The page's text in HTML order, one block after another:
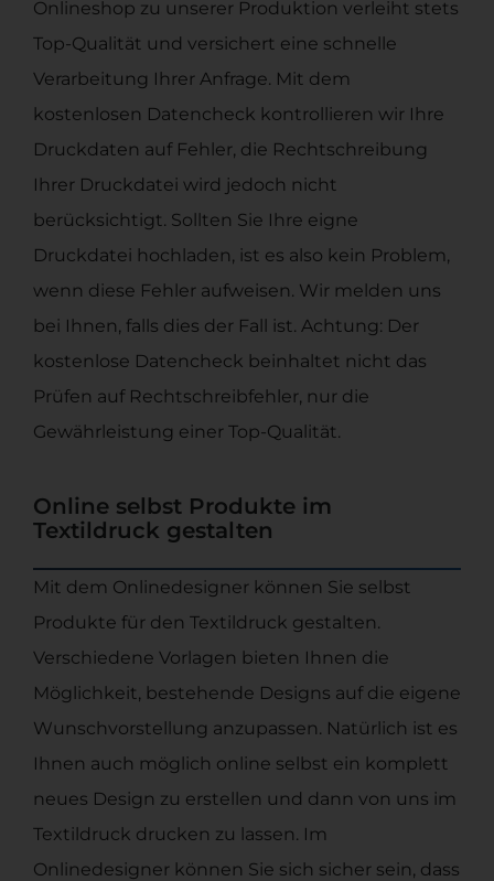
Onlineshop zu unserer Produktion verleiht stets
Top-Qualität und versichert eine schnelle
Verarbeitung Ihrer Anfrage. Mit dem
kostenlosen Datencheck kontrollieren wir Ihre
Druckdaten auf Fehler, die Rechtschreibung
Ihrer Druckdatei wird jedoch nicht
berücksichtigt. Sollten Sie Ihre eigne
Druckdatei hochladen, ist es also kein Problem,
wenn diese Fehler aufweisen. Wir melden uns
bei Ihnen, falls dies der Fall ist. Achtung: Der
kostenlose Datencheck beinhaltet nicht das
Prüfen auf Rechtschreibfehler, nur die
Gewährleistung einer Top-Qualität.
Online selbst Produkte im
Textildruck gestalten
Mit dem Onlinedesigner können Sie selbst
Produkte für den Textildruck gestalten.
Verschiedene Vorlagen bieten Ihnen die
Möglichkeit, bestehende Designs auf die eigene
Wunschvorstellung anzupassen. Natürlich ist es
Ihnen auch möglich online selbst ein komplett
neues Design zu erstellen und dann von uns im
Textildruck drucken zu lassen. Im
Onlinedesigner können Sie sich sicher sein, dass